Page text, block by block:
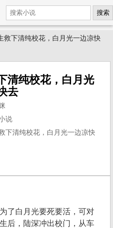
搜索
救下清纯校花，白月光一边凉快
清纯校花，白月光
去
说
下清纯校花，白月光一边凉快
了白月光要死要活，可对
后，陆深冲出校门，从车